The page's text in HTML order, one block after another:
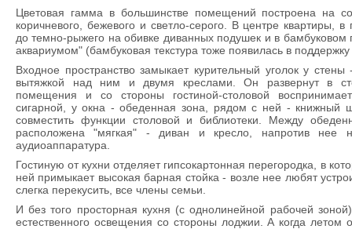
Цветовая гамма в большинстве помещений построена на
коричневого, бежевого и светло-серого. В центре квартиры,
до темно-рыжего на обивке диванных подушек и в бамбуковом
аквариумом" (бамбуковая текстура тоже появилась в
Входное пространство замыкает курительный уголок у
вытяжкой над ним и двумя креслами. Он развернут в
помещения и со стороны гостиной-столовой
сигарной, у окна - обеденная зона, рядом с ней - книжный
совместить функции столовой и библиотеки. Между
расположена "мягкая" - диван и кресло, напротив
аудиоаппаратура.
Гостиную от кухни отделяет гипсокартонная перегородка, в
ней примыкает высокая барная стойка - возле нее любят
слегка перекусить, все члены семьи.
И без того просторная кухня (с однолинейной рабочей
естественного освещения со стороны лоджии. А когда летом